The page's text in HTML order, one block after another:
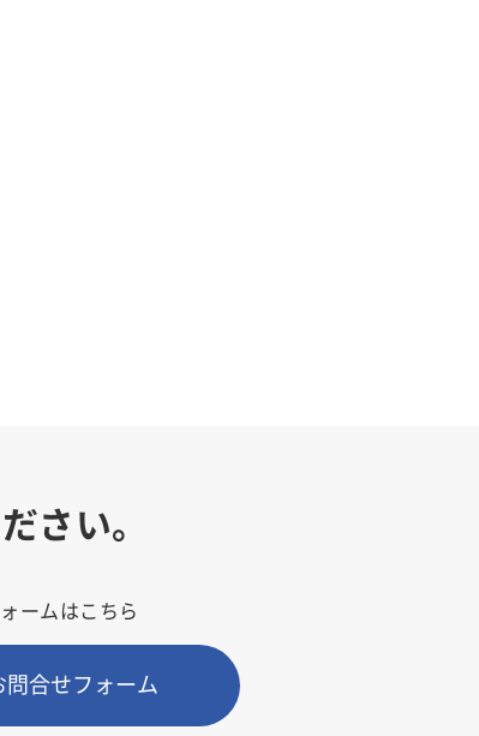
さい。
ームはこちら
問合せフォーム